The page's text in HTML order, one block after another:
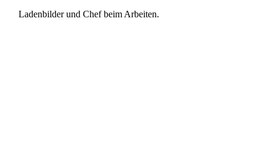
Ladenbilder und Chef beim Arbeiten.